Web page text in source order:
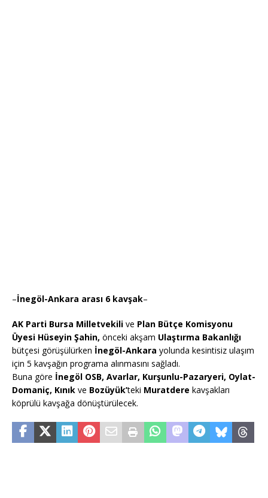
–İnegöl-Ankara arası 6 kavşak–
AK Parti Bursa Milletvekili ve Plan Bütçe Komisyonu
Üyesi Hüseyin Şahin, önceki akşam Ulaştırma Bakanlığı
bütçesi görüşülürken İnegöl-Ankara yolunda kesintisiz ulaşım
için 5 kavşağın programa alınmasını sağladı.
Buna göre İnegöl OSB, Avarlar, Kurşunlu-Pazaryeri, Oylat-
Domaniç, Kınık ve Bozüyük’teki Muratdere kavşakları
köprülü kavşağa dönüştürülecek.